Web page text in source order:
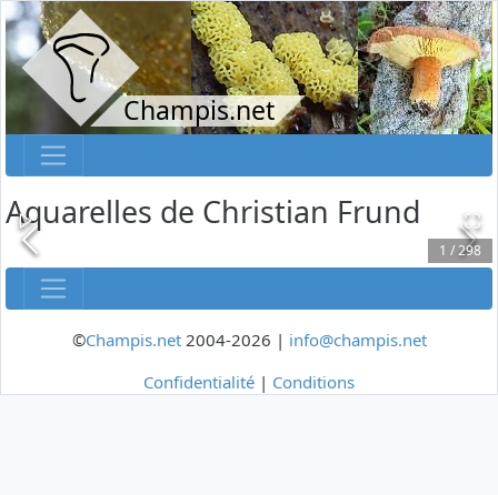
Champis.net
Aquarelles de Christian Frund
1 /298
©Champis.net2004-2026 | info@champis.net
Confidentialité | Conditions